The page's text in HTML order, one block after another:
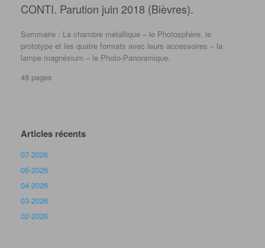
CONTI. Parution juin 2018 (Bièvres).
Sommaire : La chambre métallique – le Photosphère, le
prototype et les quatre formats avec leurs accessoires – la
lampe magnésium – le Photo-Panoramique.
48 pages
Articles récents
07-2026
05-2026
04-2026
03-2026
02-2026